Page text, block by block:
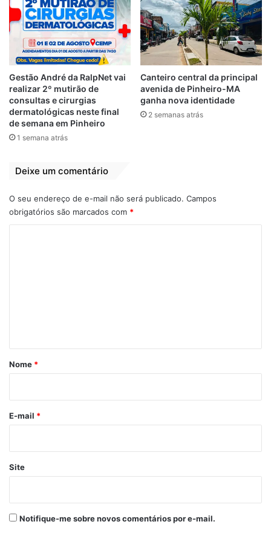
Em "PINHEIRO-MA" 19 de dezembro de 2022
Em "MARANHÃO"
Flávio Dino toma
posse na
Assembleia
Legislativa
1 de janeiro de 2019
Em "PINHEIRO-MA"
Posse deputados
Gestão André da RalpNet vai
realizar 2º mutirão de
consultas e cirurgias
dermatológicas neste final
de semana em Pinheiro
1 semana atrás
Canteiro central da principal
avenida de Pinheiro-MA
ganha nova identidade
2 semanas atrás
Deixe um comentário
O seu endereço de e-mail não será publicado. Campos
obrigatórios são marcados com *
r
*
Nome *
E-mail *
Site
Notifique-me sobre novos comentários por e-mail.